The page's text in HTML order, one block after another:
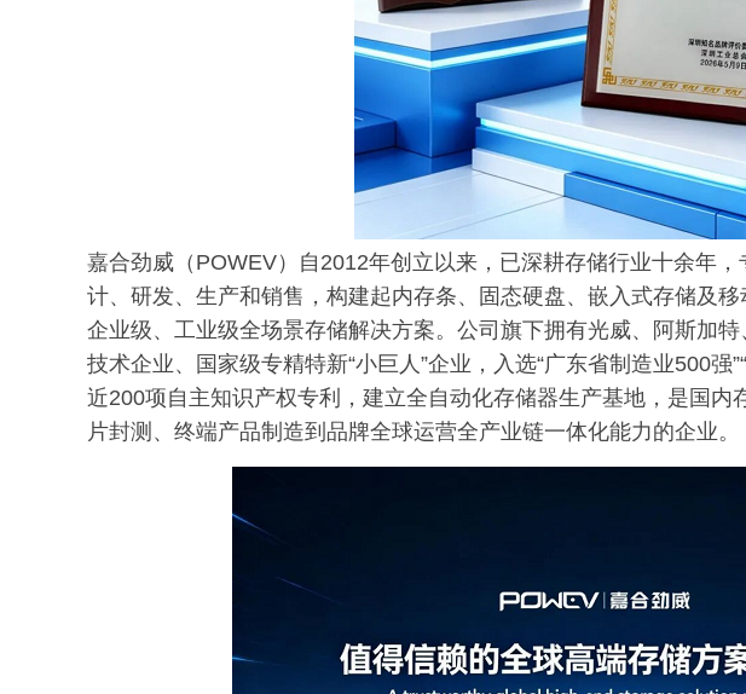
嘉合劲威（POWEV）自2012年创立以来，已深耕存储行业十余年
计、研发、生产和销售，构建起内存条、固态硬盘、嵌入式存储及移
企业级、工业级全场景存储解决方案。公司旗下拥有光威、阿斯加
技术企业、国家级专精特新“小巨人”企业，入选“广东省制造业500强
近200项自主知识产权专利，建立全自动化存储器生产基地，是国内
片封测、终端产品制造到品牌全球运营全产业链一体化能力的企业。